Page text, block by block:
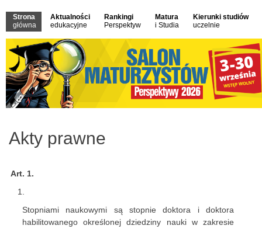
Strona
główna
Aktualności
edukacyjne
Rankingi
Perspektyw
Matura
i Studia
Kierunki studiów
uczelnie
Akty prawne
Art. 1.
Stopniami naukowymi są stopnie doktora i doktora
habilitowanego określonej dziedziny nauki w zakresie